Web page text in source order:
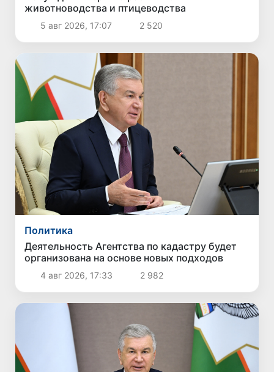
животноводства и птицеводства
5 авг 2026, 17:07 2 520
Политика
Деятельность Агентства по кадастру будет
организована на основе новых подходов
4 авг 2026, 17:33 2 982